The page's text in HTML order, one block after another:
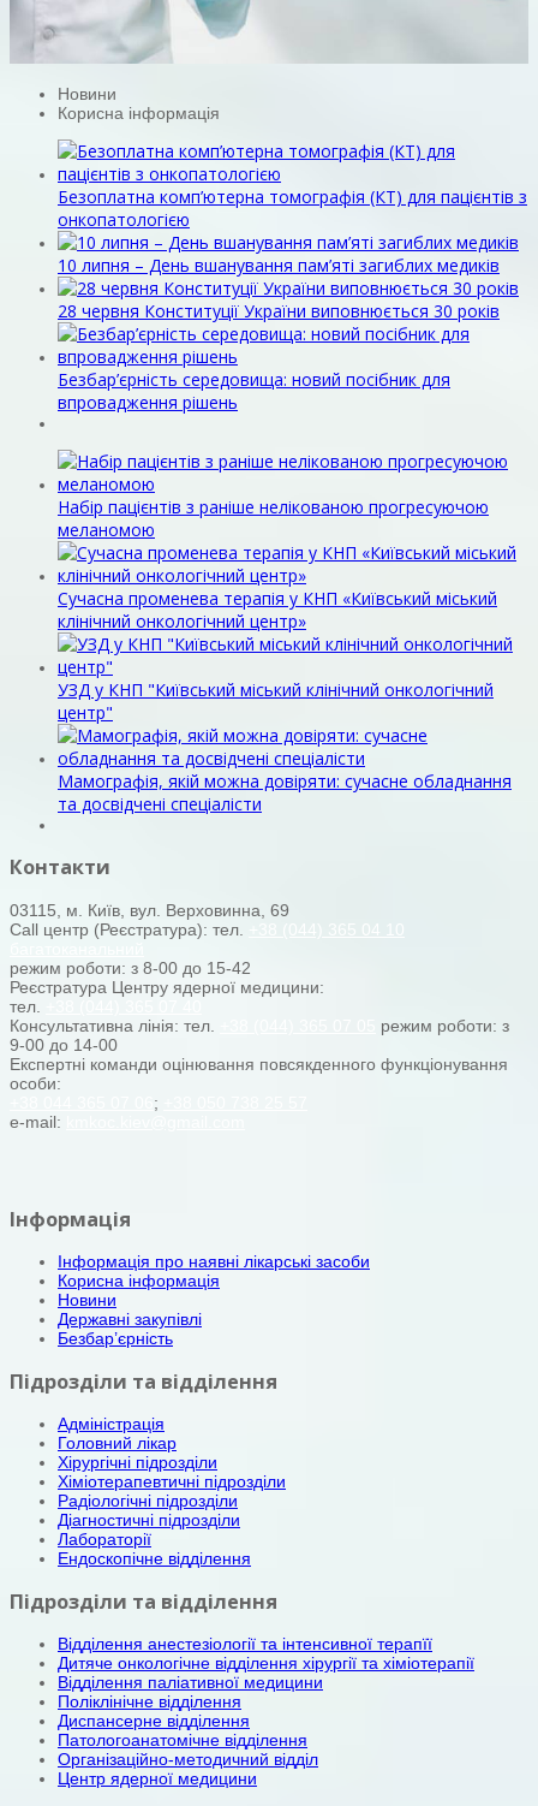
Новини
Корисна інформація
Безоплатна комп’ютерна томографія (КТ) для пацієнтів з
онкопатологією
10 липня – День вшанування пам’яті загиблих медиків
28 червня Конституції України виповнюється 30 років
Безбар’єрність середовища: новий посібник для
впровадження рішень
Набір пацієнтів з раніше нелікованою прогресуючою
меланомою
Сучасна променева терапія у КНП «Київський міський
клінічний онкологічний центр»
УЗД у КНП "Київський міський клінічний онкологічний
центр"
Мамографія, якій можна довіряти: сучасне обладнання
та досвідчені спеціалісти
Контакти
03115, м. Київ, вул. Верховинна, 69
Call центр (Реєстратура): тел.
+38 (044) 365 04 10
режим роботи: з 8-00 до 15-42
Реєстратура Центру ядерної медицини:
тел.
Консультативна лінія: тел.
режим роботи: з
9-00 до 14-00
Експертні команди оцінювання повсякденного функціонування
особи:
;
e-mail:
Інформація
Інформація про наявні лікарські засоби
Корисна інформація
Новини
Державні закупівлі
Безбар’єрність
Підрозділи та відділення
Адміністрація
Головний лікар
Хірургічні підрозділи
Хіміотерапевтичні підрозділи
Радіологічні підрозділи
Діагностичні підрозділи
Лабораторії
Ендоскопічне відділення
Підрозділи та відділення
Відділення анестезіології та інтенсивної терапїї
Дитяче онкологічне відділення хірургії та хіміотерапії
Відділення паліативної медицини
Поліклінічне відділення
Диспансерне відділення
Патологоанатомічне відділення
Організаційно-методичний відділ
Центр ядерної медицини